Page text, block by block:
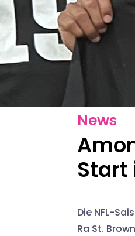
News
Start
Die NFL-
Ra St.